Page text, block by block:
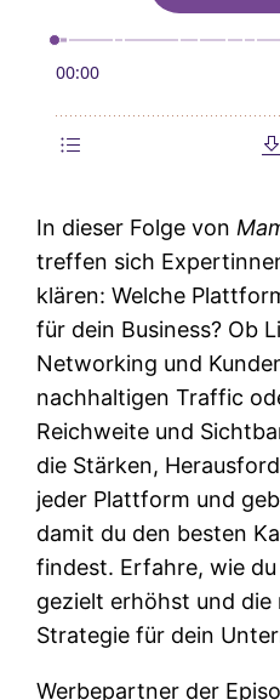
In dieser Folge von
treffen sich
klären: Welche
für dein Business? Ob
Networking und
nachhaltigen Traffic
Reichweite und
die Stärken,
jeder Plattform und
damit du den besten
findest. Erfahre, wie
gezielt erhöhst und
Strategie für dein
Werbepartner der